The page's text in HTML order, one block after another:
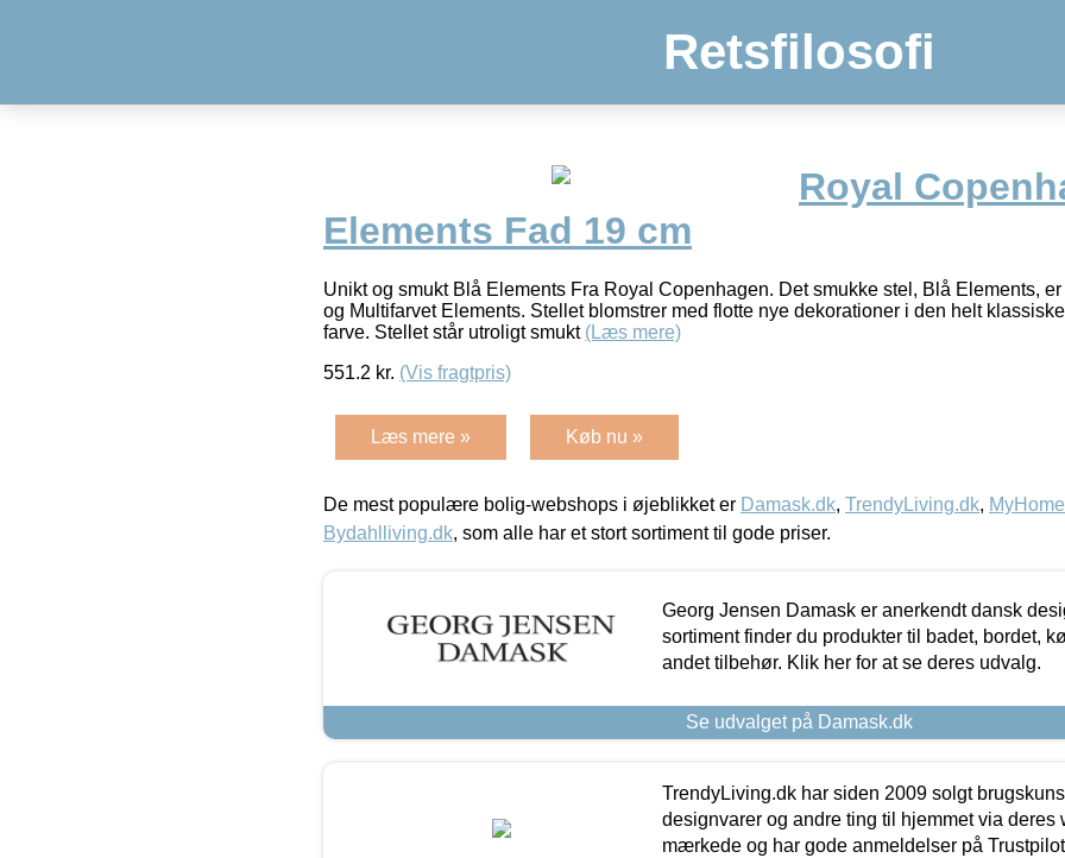
Retsfilosofi
Royal
Elements Fad 19 cm
Unikt og smukt Blå Elements Fra Royal Copenhagen. Det smukke stel, Blå Elements,
og Multifarvet Elements. Stellet blomstrer med flotte nye dekorationer i den helt
farve. Stellet står utroligt smukt (Læs mere)
551.2 kr. (Vis fragtpris)
Læs mere » Køb nu »
De mest populære bolig-webshops i øjeblikket er Damask.dk, TrendyLiving.dk,
Bydahlliving.dk, som alle har et stort sortiment til gode priser.
Georg Jensen Damask er anerkendt dansk
sortiment finder du produkter til badet, bordet,
andet tilbehør. Klik her for at se deres udvalg.
Se udvalget på Damask.dk
TrendyLiving.dk har siden 2009 solgt
designvarer og andre ting til hjemmet via deres
mærkede og har gode anmeldelser på